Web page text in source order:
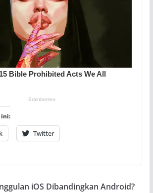
ini:
Twitter
iOS Dibandingkan Android?